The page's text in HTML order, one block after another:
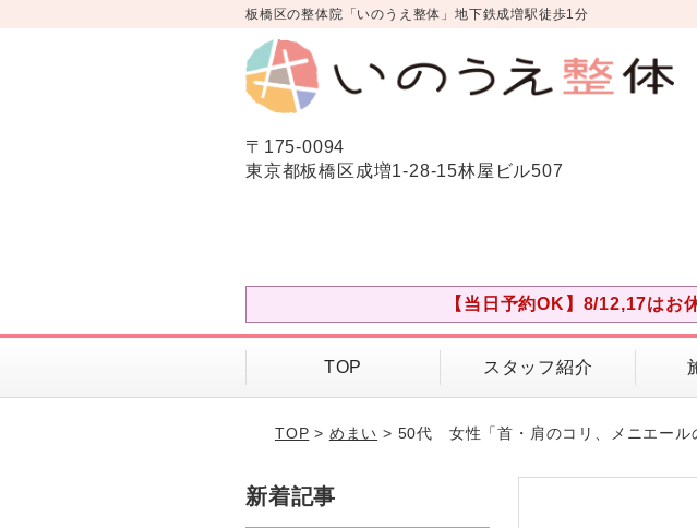
板橋区の整体院「いのうえ整体」地下鉄成増駅徒歩1分
〒175-0094
東京都板橋区成増1-28-15林屋ビル507
【当日予約OK】8/12,17はお
TOP スタッフ紹介
TOP > めまい > 50代 女性「首・肩のコリ、メニエール
新着記事